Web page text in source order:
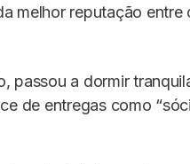
melhor reputação entre
passou a dormir
de entregas como